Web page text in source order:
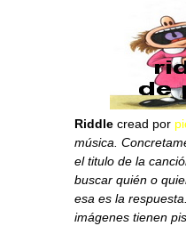
Riddle cread por
música.
el titulo de la
buscar quién o
esa es la
imágenes tienen